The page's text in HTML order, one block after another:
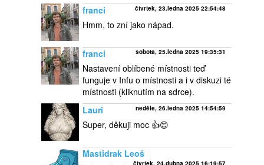
franci
čtvrtek, 23.ledna 2025 22:54:48
Hmm, to zní jako nápad.
franci sobota, 25.ledna 2025 19:35:31
Nastavení oblíbené místnosti teď
funguje v Infu o místnosti a i v diskuzi té
místnosti (kliknutím na sdrce).
Lauri
neděle, 26.ledna 2025 14:54:59
Super, děkuji moc 👍😊
Mastidrak Leoš
čtvrtek, 24.dubna 2025 16:19:57